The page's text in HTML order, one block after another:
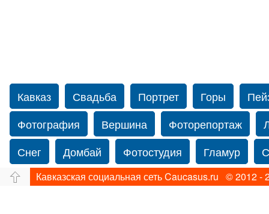
Кавказ Свадьба Портрет Горы
Фотография
Вершина Фоторепортаж
Снег
Домбай Фотостудия Гламур
Путешествие
Перевал Свадьба фото
Кавказская социальная сеть Caucasus.ru © 2012 -